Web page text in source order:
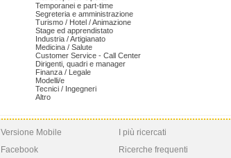
Temporanei e part-time
Segreteria e amministrazione
Turismo / Hotel / Animazione
Stage ed apprendistato
Industria / Artigianato
Medicina / Salute
Customer Service - Call Center
Dirigenti, quadri e manager
Finanza / Legale
Modelli/e
Tecnici / Ingegneri
Altro
Versione Mobile
Facebook
I più ricercati
Ricerche frequenti